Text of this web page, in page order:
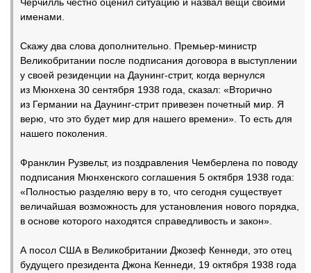
именами.
Скажу два слова дополнительно. Премьер-министр
Великобритании после подписания договора в выступлении
у своей резиденции на Даунинг-стрит, когда вернулся
из Мюнхена 30 сентября 1938 года, сказал: «Вторично
из Германии на Даунинг-стрит привезен почетный мир. Я
верю, что это будет мир для нашего времени». То есть для
нашего поколения.
Франклин Рузвельт, из поздравления Чемберлена по поводу
подписания Мюнхенского соглашения 5 октября 1938 года:
«Полностью разделяю веру в то, что сегодня существует
величайшая возможность для установления нового порядка,
в основе которого находятся справедливость и закон».
А посол США в Великобритании Джозеф Кеннеди, это отец
будущего президента Джона Кеннеди, 19 октября 1938 года